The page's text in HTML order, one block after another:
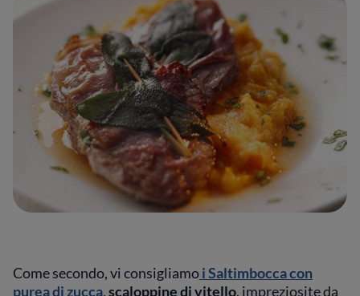
Come secondo, vi consigliamoi Saltimbocca con
purea di zucca,scaloppine di vitello, impreziosite da